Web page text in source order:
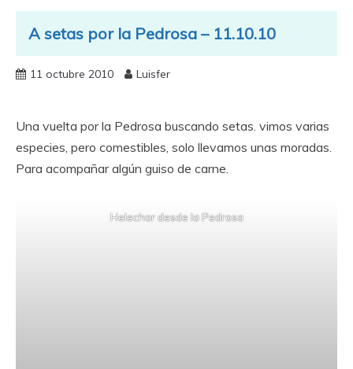
A setas por la Pedrosa – 11.10.10
11 octubre 2010 Luisfer
Una vuelta por la Pedrosa buscando setas. vimos varias
especies, pero comestibles, solo llevamos unas moradas.
Para acompañar algún guiso de carne.
Helechar desde la Pedrosa